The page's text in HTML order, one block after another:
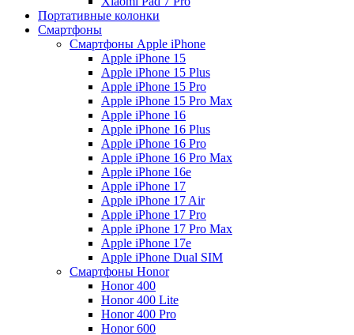
Портативные колонки
Смартфоны
Смартфоны Apple iPhone
Apple iPhone 15
Apple iPhone 15 Plus
Apple iPhone 15 Pro
Apple iPhone 15 Pro Max
Apple iPhone 16
Apple iPhone 16 Plus
Apple iPhone 16 Pro
Apple iPhone 16 Pro Max
Apple iPhone 16e
Apple iPhone 17
Apple iPhone 17 Air
Apple iPhone 17 Pro
Apple iPhone 17 Pro Max
Apple iPhone 17e
Apple iPhone Dual SIM
Смартфоны Honor
Honor 400
Honor 400 Lite
Honor 400 Pro
Honor 600